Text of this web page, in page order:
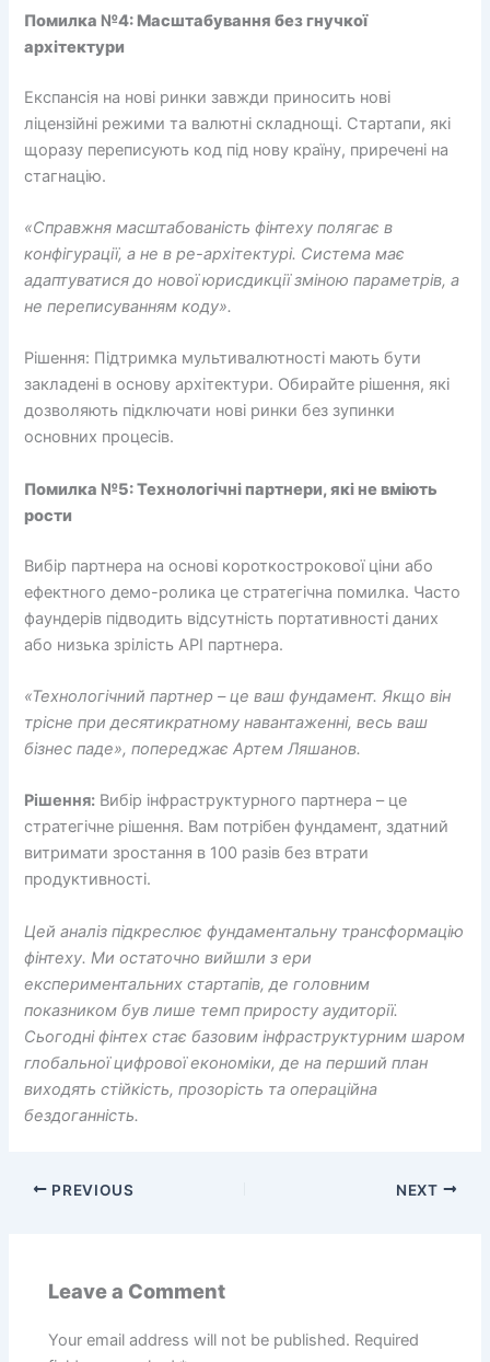
Помилка №4: Масштабування без гнучкої
архітектури
Експансія на нові ринки завжди приносить нові
ліцензійні режими та валютні складнощі. Стартапи, які
щоразу переписують код під нову країну, приречені на
стагнацію.
«Справжня масштабованість фінтеху полягає в
конфігурації, а не в ре-архітектурі. Система має
адаптуватися до нової юрисдикції зміною параметрів, а
не переписуванням коду».
Рішення: Підтримка мультивалютності мають бути
закладені в основу архітектури. Обирайте рішення, які
дозволяють підключати нові ринки без зупинки
основних процесів.
Помилка №5: Технологічні партнери, які не вміють
рости
Вибір партнера на основі короткострокової ціни або
ефектного демо-ролика це стратегічна помилка. Часто
фаундерів підводить відсутність портативності даних
або низька зрілість API партнера.
«Технологічний партнер – це ваш фундамент. Якщо він
трісне при десятикратному навантаженні, весь ваш
бізнес паде», попереджає Артем Ляшанов.
Рішення: Вибір інфраструктурного партнера – це
стратегічне рішення. Вам потрібен фундамент, здатний
витримати зростання в 100 разів без втрати
продуктивності.
Цей аналіз підкреслює фундаментальну трансформацію
фінтеху. Ми остаточно вийшли з ери
експериментальних стартапів, де головним
показником був лише темп приросту аудиторії.
Сьогодні фінтех стає базовим інфраструктурним шаром
глобальної цифрової економіки, де на перший план
виходять стійкість, прозорість та операційна
бездоганність.
PREVIOUS NEXT
Leave a Comment
Your email address will not be published. Required